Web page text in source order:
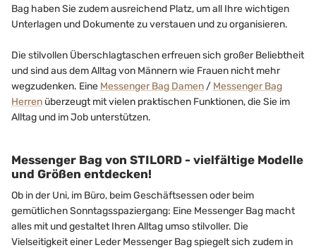
Bag haben Sie zudem ausreichend Platz, um all Ihre wichtigen
Unterlagen und Dokumente zu verstauen und zu organisieren.
Die stilvollen Überschlagtaschen erfreuen sich großer Beliebtheit
und sind aus dem Alltag von Männern wie Frauen nicht mehr
wegzudenken. Eine Messenger Bag Damen / Messenger Bag
Herren überzeugt mit vielen praktischen Funktionen, die Sie im
Alltag und im Job unterstützen.
Messenger Bag von STILORD - vielfältige Modelle
und Größen entdecken!
Ob in der Uni, im Büro, beim Geschäftsessen oder beim
gemütlichen Sonntagsspaziergang: Eine Messenger Bag macht
alles mit und gestaltet Ihren Alltag umso stilvoller. Die
Vielseitigkeit einer Leder Messenger Bag spiegelt sich zudem in